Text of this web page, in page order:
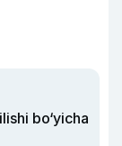
bo‘yicha